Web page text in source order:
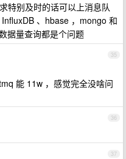
特别及时的话可以上消息队
、hbase ，mongo 和
据量查询都是个问题
35
能 11w ，感觉完全没啥问
36
37